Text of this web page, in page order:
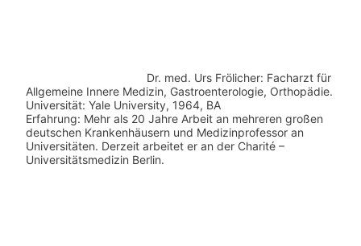
Dr. med. Urs Frölicher: Facharzt für
Allgemeine Innere Medizin, Gastroenterologie, Orthopädie.
Universität: Yale University, 1964, BA
Erfahrung: Mehr als 20 Jahre Arbeit an mehreren großen
deutschen Krankenhäusern und Medizinprofessor an
Universitäten. Derzeit arbeitet er an der Charité –
Universitätsmedizin Berlin.